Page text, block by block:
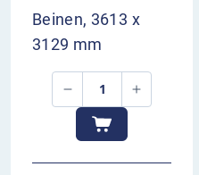
Beinen, 3613 x
3129 mm